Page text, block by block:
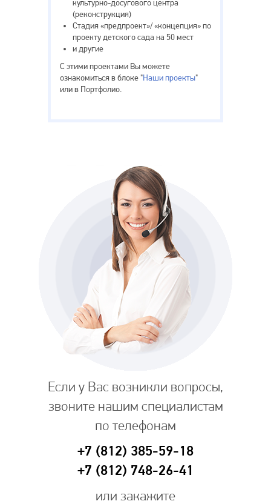
культурно-досугового центра
(реконструкция)
Cтадия «предпроект»/ «концепция» по
проекту детского сада на 50 мест
и другие
С этими проектами Вы можете
ознакомиться в блоке "Наши проекты"
или в Портфолио.
Если у Вас возникли вопросы,
звоните нашим специалистам
по телефонам
+7 (812) 385-59-18
+7 (812) 748-26-41
или закажите